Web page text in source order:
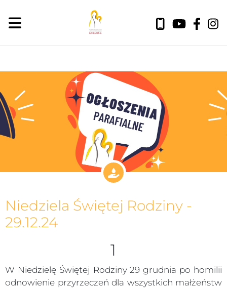
Niedziela Świętej Rodziny -
29.12.24
1
W Niedzielę Świętej Rodziny 29 grudnia po homilii
odnowienie przyrzeczeń dla wszystkich małżeństw